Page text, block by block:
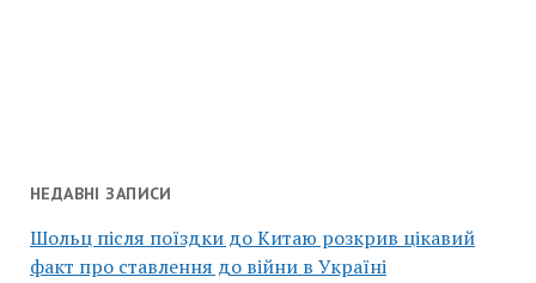
НЕДАВНІ ЗАПИСИ
Шольц після поїздки до Китаю розкрив цікавий
факт про ставлення до війни в Україні